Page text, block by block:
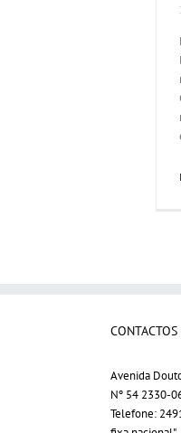
CONTACTOS
Avenida
Nº 54 2330-
Telefone: